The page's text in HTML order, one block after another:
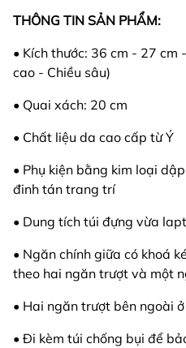
THÔNG TIN SẢN PHẨM:
• Kích thước: 36 cm - 27 cm
cao - Chiều sâu)
• Quai xách: 20 cm
• Chất liệu da cao cấp từ Ý
• Phụ kiện bằng kim loại
đinh tán trang trí
• Dung tích túi đựng vừa
• Ngăn chính giữa có khoá
theo hai ngăn trượt và một
• Hai ngăn trượt bên ngoài
• Đi kèm túi chống bụi để